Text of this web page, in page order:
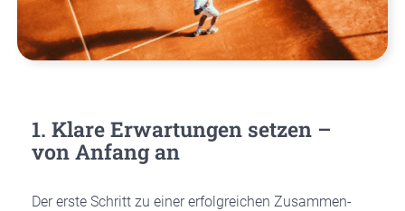
1. Kla­re Erwar­tun­gen set­zen –
von Anfang an
Der ers­te Schritt zu einer erfolg­rei­chen Zusam­men­